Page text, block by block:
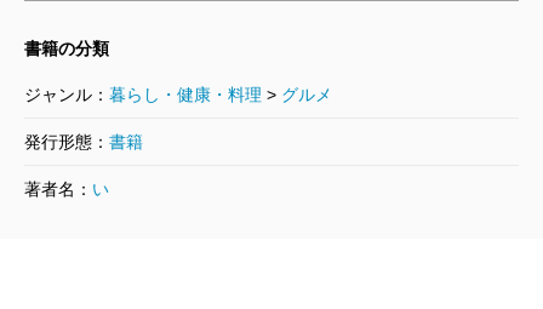
きんやぞうきんが部屋に置いてある状態を嫌って
いるため、Ｔシャツぞうきんは使用後すぐに捨て
られるのだが。
なシンクとピカピカのガスコンロ、向かい側には
書籍の分類
ジャンル： 暮らし・健康・料理 > グルメ
発行形態： 書籍
著者名： い